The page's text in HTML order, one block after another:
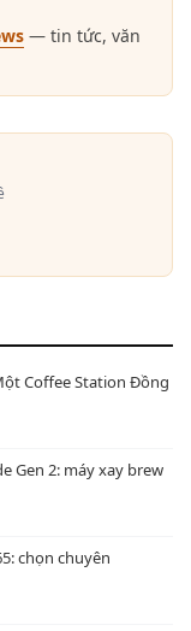
— tin tức, văn
Coffee Station Đồng
Gen 2: máy xay brew
chọn chuyên